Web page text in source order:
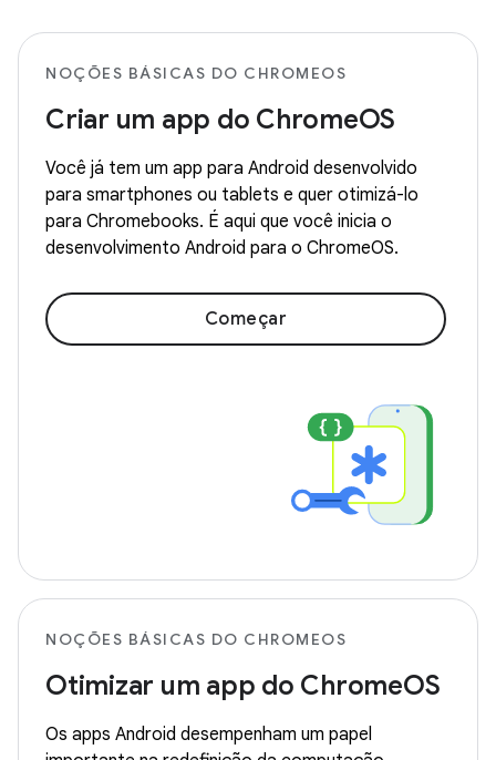
NOÇÕES BÁSICAS DO CHROMEOS
Criar um app do ChromeOS
Você já tem um app para Android desenvolvido
para smartphones ou tablets e quer otimizá-lo
para Chromebooks. É aqui que você inicia o
desenvolvimento Android para o ChromeOS.
Começar
NOÇÕES BÁSICAS DO CHROMEOS
Otimizar um app do ChromeOS
Os apps Android desempenham um papel